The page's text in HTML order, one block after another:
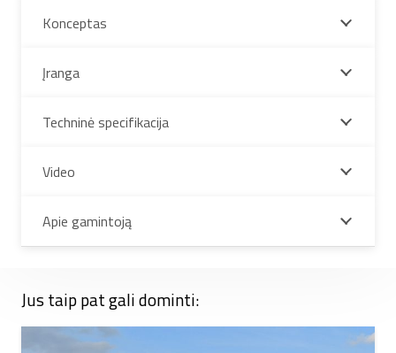
Konceptas
Įranga
Techninė specifikacija
Video
Apie gamintoją
Jus taip pat gali dominti: